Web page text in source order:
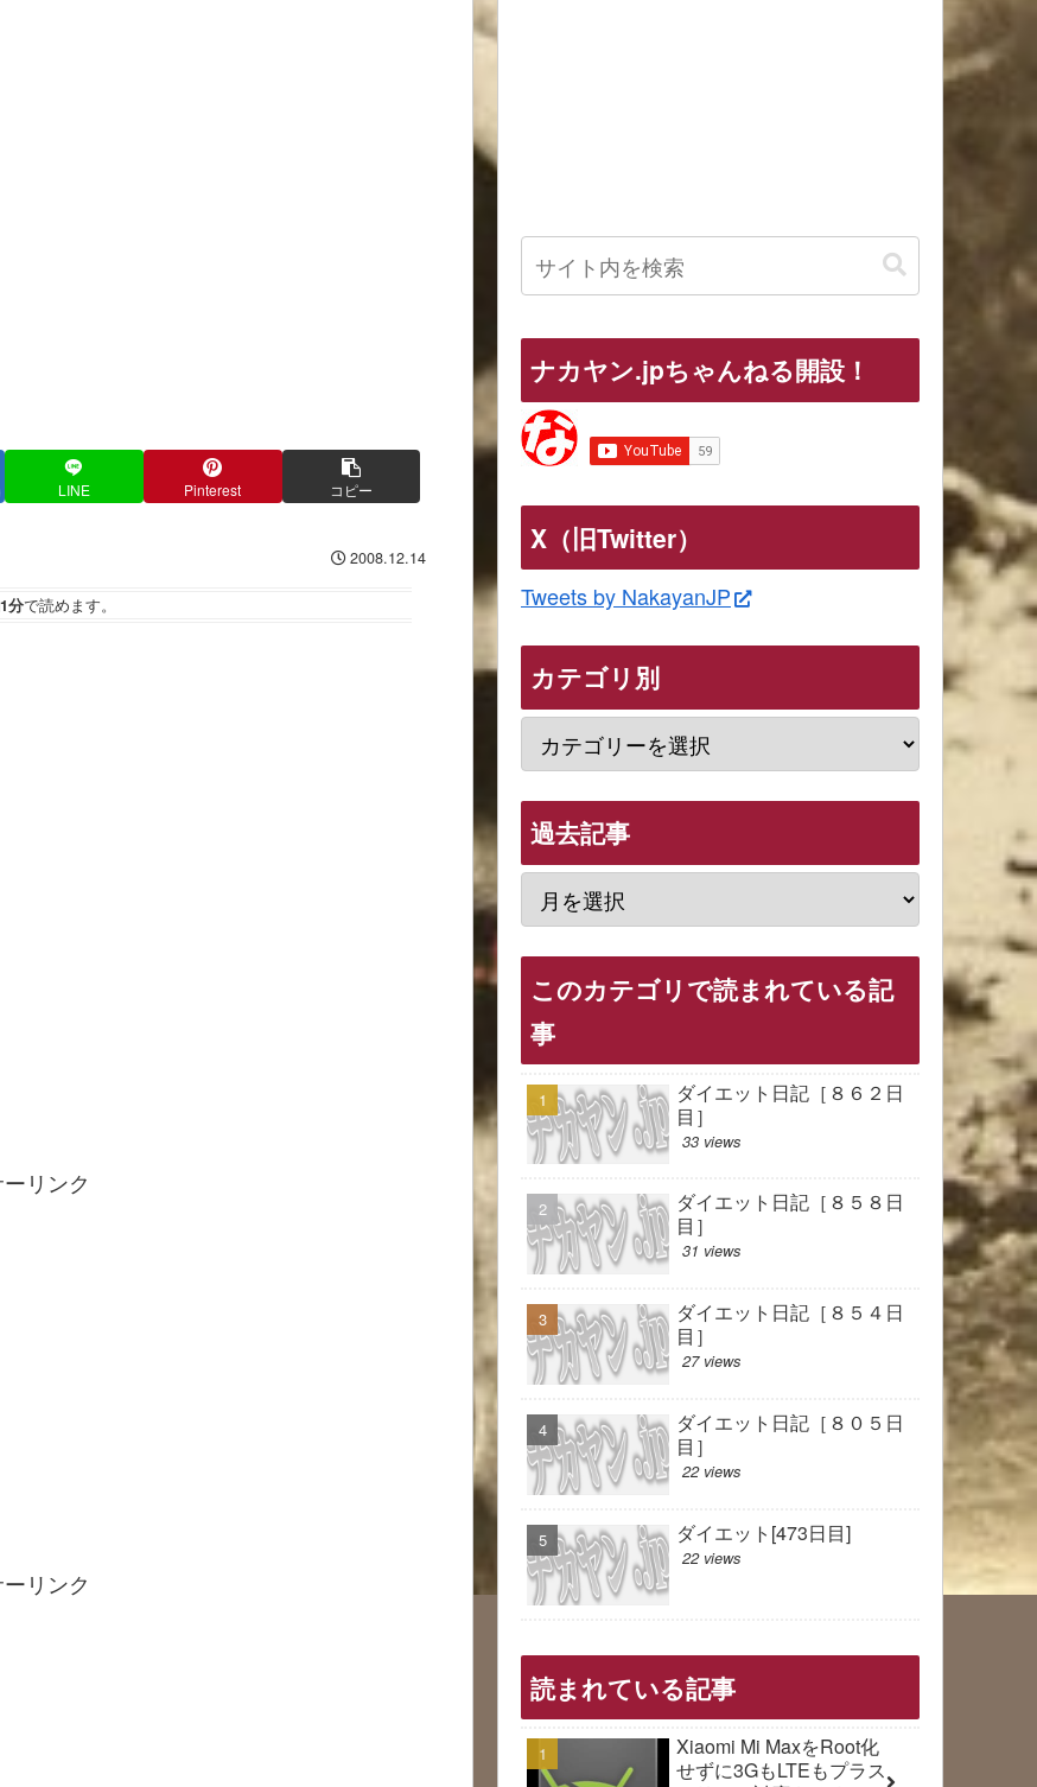
LINE Pinterest コピー
2008.12.14
分で読めます。
リンク
リンク
ナカヤン.jpちゃんねる開設！
X（旧Twitter）
Tweets by NakayanJP
カテゴリ別
過去記事
このカテゴリで読まれている記
事
ダイエット日記［８６２日
目］
33 views
ダイエット日記［８５８日
目］
31 views
ダイエット日記［８５４日
目］
27 views
ダイエット日記［８０５日
目］
22 views
ダイエット[473日目]
22 views
読まれている記事
Xiaomi Mi MaxをRoot化
せずに3GもLTEもプラス